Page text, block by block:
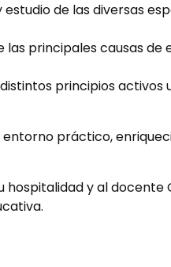
de las diversas
las principales causas de
principios activos
práctico,
hospitalidad y al docente